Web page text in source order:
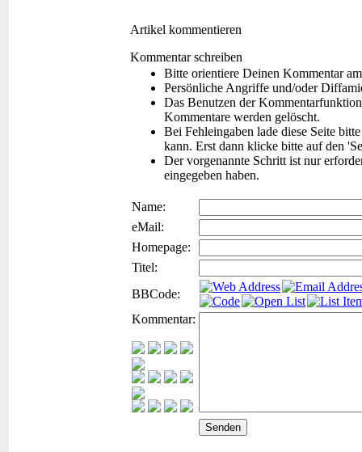
Artikel kommentieren
Kommentar schreiben
Bitte orientiere Deinen Kommentar
Persönliche Angriffe und/oder
Das Benutzen der
Kommentare werden gelöscht.
Bei Fehleingaben lade diese Seite
kann. Erst dann klicke bitte auf den
Der vorgenannte Schritt ist nur
eingegeben haben.
Name:
eMail:
Homepage:
Titel:
BBCode:
Kommentar: